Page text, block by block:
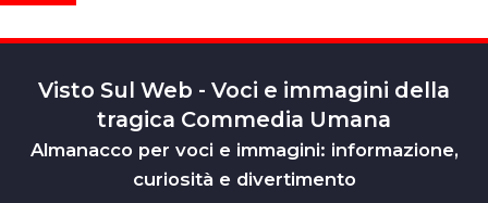
Visto Sul Web - Voci e immagini della
tragica Commedia Umana
Almanacco per voci e immagini: informazione,
curiosità e divertimento